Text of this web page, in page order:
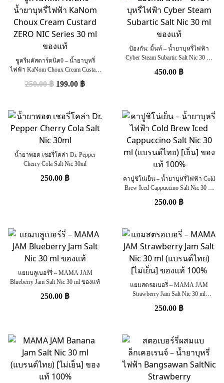
ชูครีมคัสตาร์ดนิค0 – น้ำยาบุหรี่
ไฟฟ้า KaNom Choux Cream Custard
ZERO NIC Series 30 ml ของแท้
250.00฿ 199.00 ฿
ป้องกัน: มิ้นท์ – น้ำยาบุหรี่ไฟฟ้า
Cyber Steam Subartic Salt Nic 30 ml
450.00 ฿
น้ำยาพอต เชอรี่โคล่า Dr. Pepper
Cherry Cola Salt Nic 30ml
250.00 ฿
คาปูชิโน่เย็น – น้ำยาบุหรี่ไฟฟ้า Cold
Brew Iced Cappuccino Salt Nic 30 ml
(แบรนด์ไทย) [เย็น] ของแท้ 100%
250.00 ฿
แยมบลูเบอร์รี่ – MAMA JAM
Blueberry Jam Salt Nic 30 ml ของแท้
250.00 ฿
แยมสตรอเบอรี่ – MAMA JAM
Strawberry Jam Salt Nic 30 ml
(แบรนด์ไทย) [ไม่เย็น] ของแท้ 100%
250.00 ฿